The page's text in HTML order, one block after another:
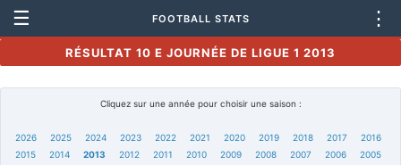
☰ FOOTBALL STATS ⋮
RÉSULTAT 10 E JOURNÉE DE LIGUE 1 2013
Cliquez sur une année pour choisir une saison :
2026 2025 2024 2023 2022 2021 2020 2019 2018 2017
2016
2015
2014 2013 2012 2011 2010 2009 2008 2007 2006
2005